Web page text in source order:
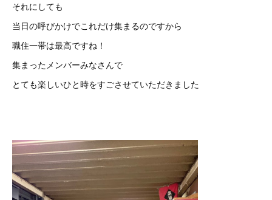
それにしても
当日の呼びかけでこれだけ集まるのですから
職住一帯は最高ですね！
集まったメンバーみなさんで
とても楽しいひと時をすごさせていただきました